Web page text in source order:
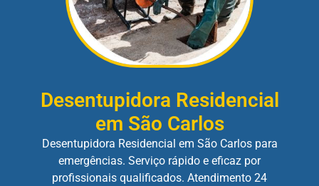
Desentupidora Residencial
em São Carlos
Desentupidora Residencial em São Carlos para
emergências. Serviço rápido e eficaz por
profissionais qualificados. Atendimento 24